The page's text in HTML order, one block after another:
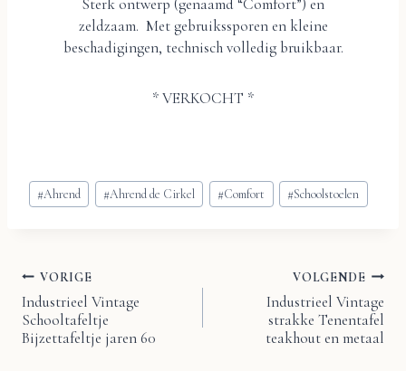
zeldzaam. Met gebruikssporen en kleine
beschadigingen, technisch volledig bruikbaar.
* VERKOCHT *
Bericht
tags:
#Ahrend #Ahrend de Cirkel #Comfort #Schoolstoelen
Bericht
navigatie
VORIGE
Industrieel Vintage
Schooltafeltje
Bijzettafeltje jaren 60
VOLGENDE
Industrieel Vintage
strakke Tenentafel
teakhout en metaal